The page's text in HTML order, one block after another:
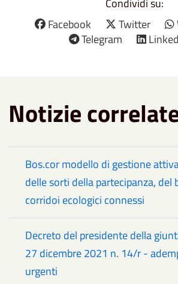
Condividi su:
Facebook
Twitter
Telegram
Notizie
Bos.cor modello di gestione
delle sorti della partecipanza, del
corridoi ecologici connessi
Decreto del presidente della
27 dicembre 2021 n. 14/r -
urgenti